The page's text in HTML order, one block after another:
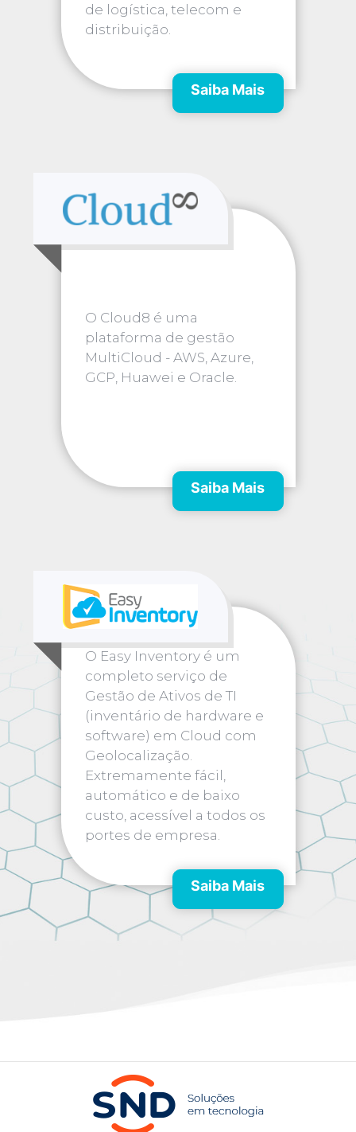
de logística, telecom e
distribuição.
Saiba Mais
O Cloud8 é uma
plataforma de gestão
MultiCloud - AWS, Azure,
GCP, Huawei e Oracle.
Saiba Mais
O Easy Inventory é um
completo serviço de
Gestão de Ativos de TI
(inventário de hardware e
software) em Cloud com
Geolocalização.
Extremamente fácil,
automático e de baixo
custo, acessível a todos os
portes de empresa.
Saiba Mais